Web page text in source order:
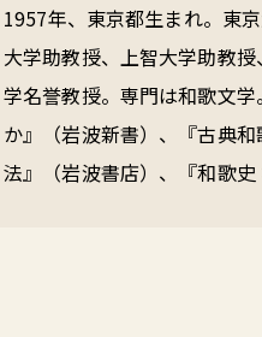
1957年、東京都生まれ。東
大学助教授、上智大学助教
学名誉教授。専門は和歌文
か』（岩波新書）、『古典
法』（岩波書店）、『和歌史